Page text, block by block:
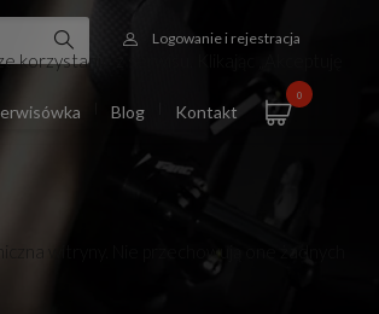
Logowanie i rejestracja
0
Blog Kontakt
korzystanie z serwisu. Klikając „Akceptuję
witryny. Nie przechowują one żadnych